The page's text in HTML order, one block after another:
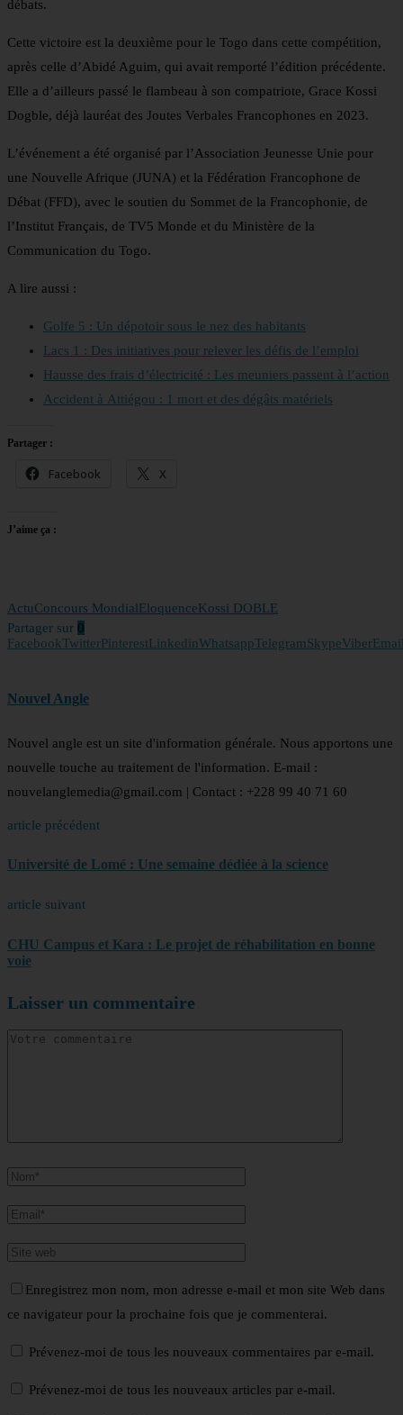
débats.
Cette victoire est la deuxième pour le Togo dans cette compétition,
après celle d’Abidé Aguim, qui avait remporté l’édition précédente.
Elle a d’ailleurs passé le flambeau à son compatriote, Grace Kossi
Dogble, déjà lauréat des Joutes Verbales Francophones en 2023.
L’événement a été organisé par l’Association Jeunesse Unie pour
une Nouvelle Afrique (JUNA) et la Fédération Francophone de
Débat (FFD), avec le soutien du Sommet de la Francophonie, de
l’Institut Français, de TV5 Monde et du Ministère de la
Communication du Togo.
A lire aussi :
Golfe 5 : Un dépotoir sous le nez des habitants
Lacs 1 : Des initiatives pour relever les défis de l’emploi
Hausse des frais d’électricité : Les meuniers passent à l’action
Accident à Attiégou : 1 mort et des dégâts matériels
Partager :
Facebook X
J’aime ça :
ActuConcours MondialEloquenceKossi DOBLE
Partager sur 0
FacebookTwitterPinterestLinkedinWhatsappTelegramSkypeViber
Nouvel Angle
Nouvel angle est un site d'information générale. Nous apportons une
nouvelle touche au traitement de l'information. E-mail :
nouvelanglemedia@gmail.com | Contact : +228 99 40 71 60
article précédent
Université de Lomé : Une semaine dédiée à la science
article suivant
CHU Campus et Kara : Le projet de réhabilitation en bonne
voie
Laisser un commentaire
Enregistrez mon nom, mon adresse e-mail et mon site Web dans
ce navigateur pour la prochaine fois que je commenterai.
Prévenez-moi de tous les nouveaux commentaires par e-mail.
Prévenez-moi de tous les nouveaux articles par e-mail.